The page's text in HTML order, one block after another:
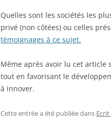
Quelles sont les sociétés les
privé (non côtées) ou celles
témoignages à ce sujet.
Même après avoir lu cet article
tout en favorisant le
à innover.
Cette entrée a été publiée dans